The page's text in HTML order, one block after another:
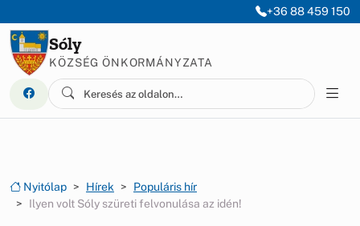
+36 88 459 150
Sóly
KÖZSÉG ÖNKORMÁNYZATA
Nyitólap Hírek
Populáris hír
Ilyen volt Sóly szüreti felvonulása az idén!